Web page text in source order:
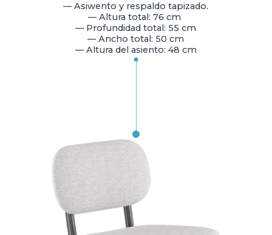
— Asiwento y respaldo tapizado.
— Altura total: 76 cm
— Profundidad total: 55 cm
— Ancho total: 50 cm
— Altura del asiento: 48 cm